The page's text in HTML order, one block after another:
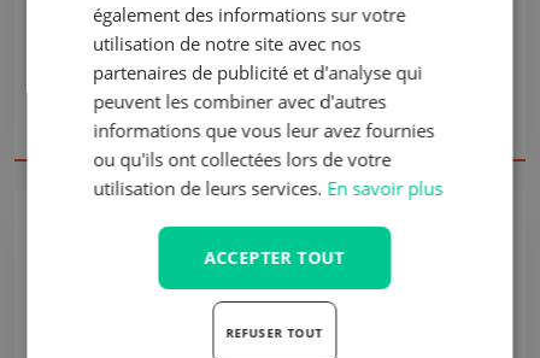
Siège à suspension
mécanique
ouvrables
€ 648,75Hors
US.103190
Siège à suspension
ouvrables
€ 704,00
TVA
également des informations sur votre
utilisation de notre site avec nos
partenaires de publicité et d'analyse qui
peuvent les combiner avec d'autres
informations que vous leur avez fournies
ou qu'ils ont collectées lors de votre
utilisation de leurs services. En savoir plus
ACCEPTER TOUT
REFUSER TOUT